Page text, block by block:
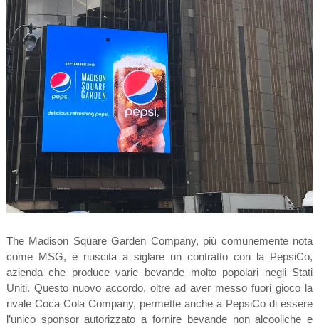
The Madison Square Garden Company, più comunemente nota
come MSG, è riuscita a siglare un contratto con la PepsiCo,
azienda che produce varie bevande molto popolari negli Stati
Uniti. Questo nuovo accordo, oltre ad aver messo fuori gioco la
rivale Coca Cola Company, permette anche a PepsiCo di essere
l’unico sponsor autorizzato a fornire bevande non alcooliche e